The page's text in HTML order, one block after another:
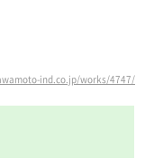
ind.co.jp/works/4747/）